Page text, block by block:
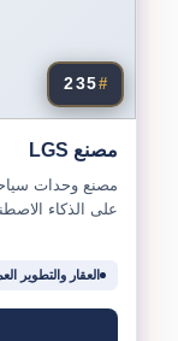
#
235
مصنع LGS
مصنع وحدات
على الذكاء
العقار والتطوير